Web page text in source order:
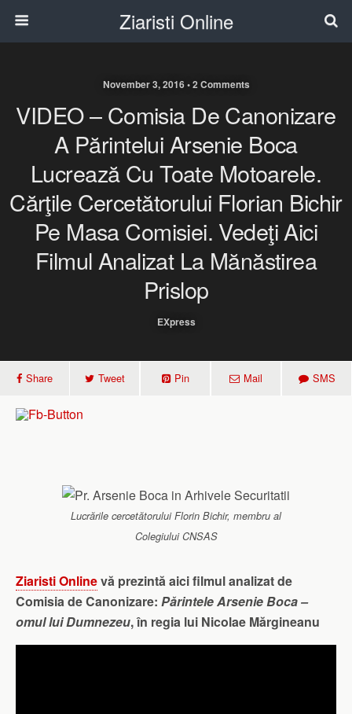
Ziaristi Online
November 3, 2016 • 2 Comments
VIDEO – Comisia De Canonizare
A Părintelui Arsenie Boca
Lucrează Cu Toate Motoarele.
Cărţile Cercetătorului Florian Bichir
Pe Masa Comisiei. Vedeţi Aici
Filmul Analizat La Mănăstirea
Prislop
EXpress
Share Tweet Pin Mail SMS
Lucrările cercetătorului Florin Bichir, membru al
Colegiului CNSAS
Ziaristi Onlinevă prezintă aici filmul analizat de
Comisia de Canonizare: Părintele Arsenie Boca –
omul lui Dumnezeu, în regia lui Nicolae Mărgineanu